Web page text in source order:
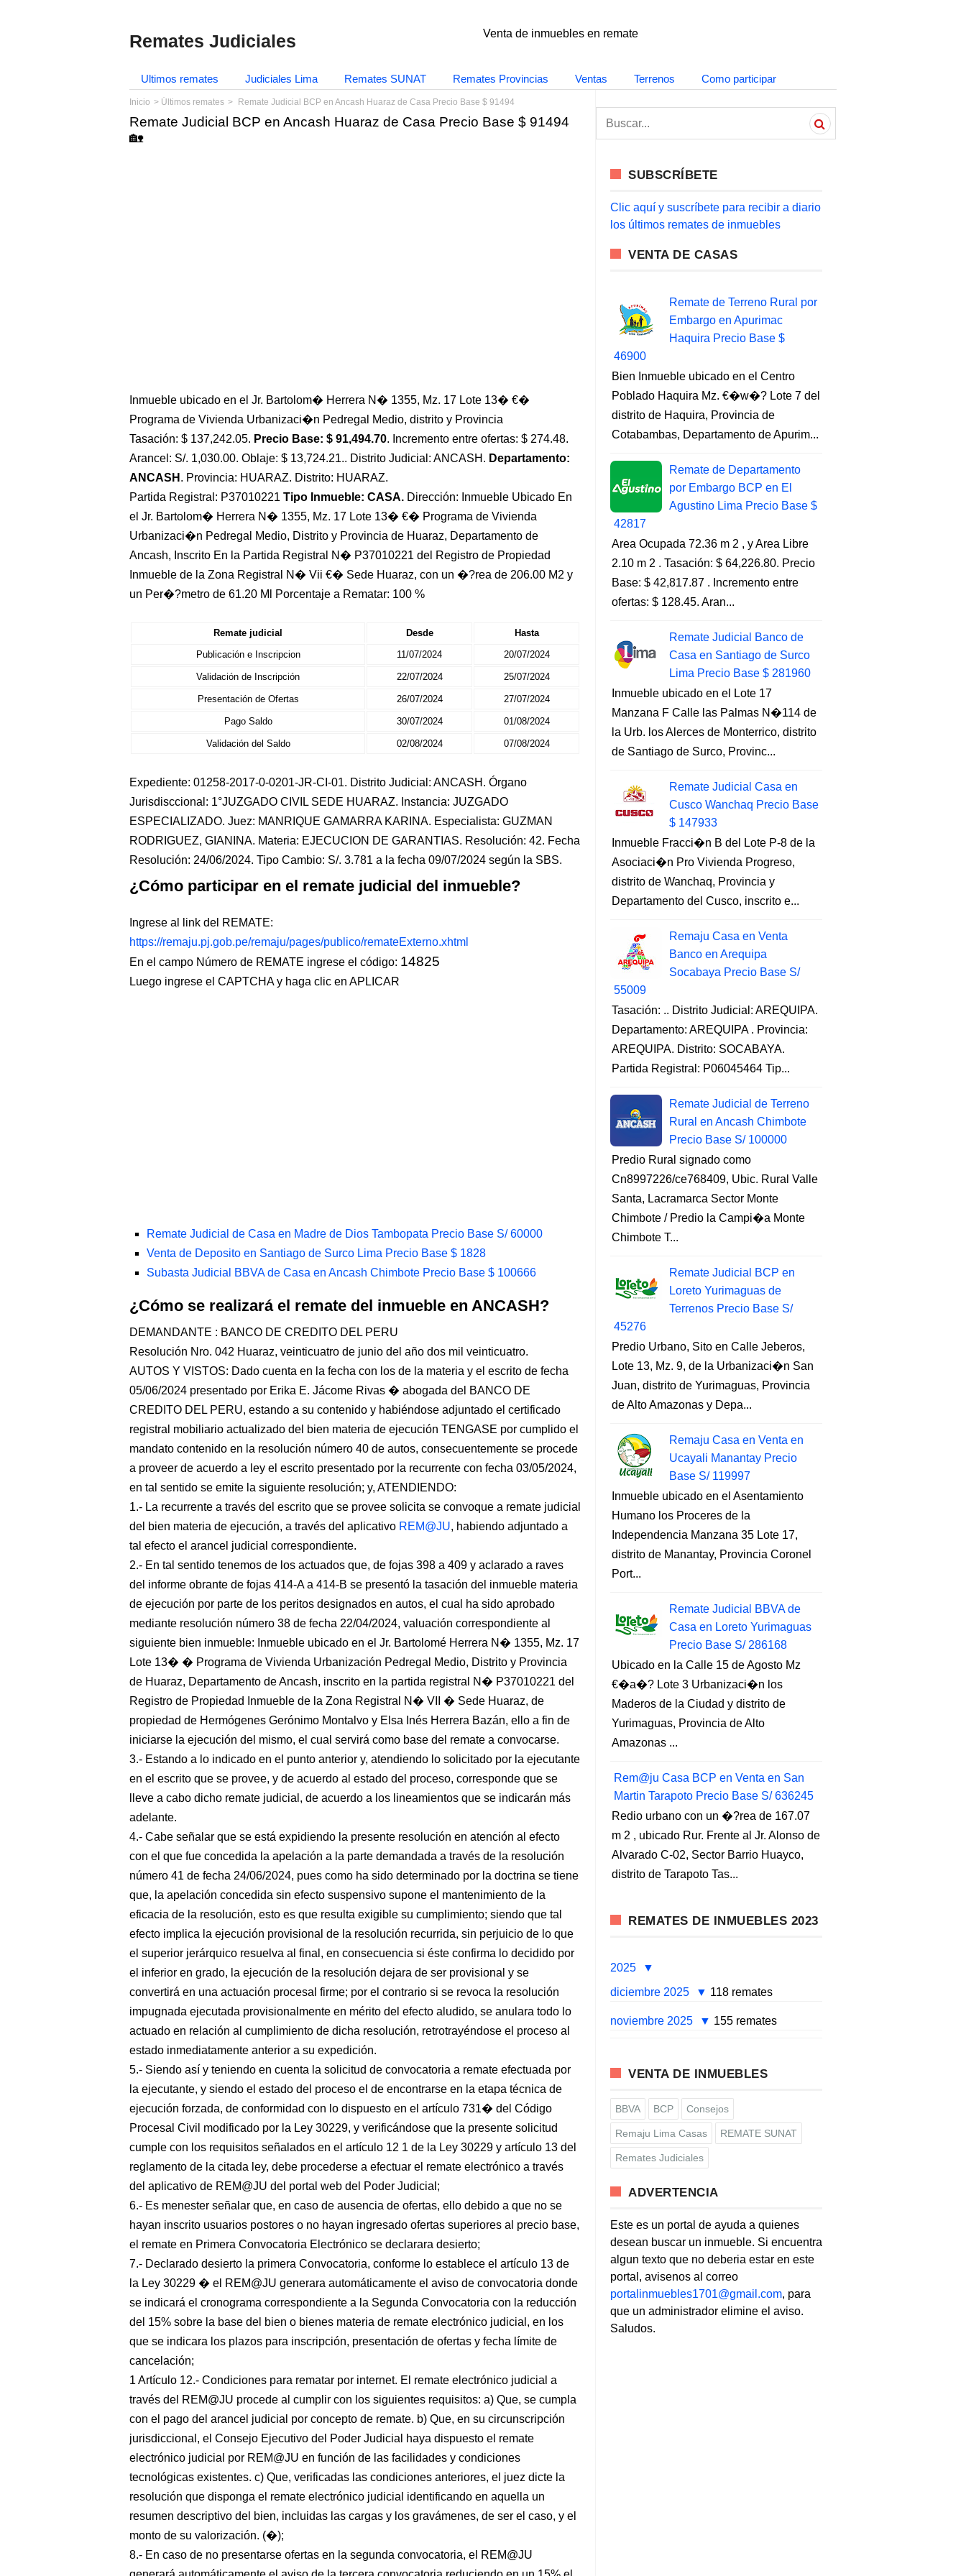
Remates Judiciales Venta de inmuebles en remate
Ultimos remates Judiciales Lima Remates SUNAT Remates Provincias Ventas Terrenos Como participar
Inicio Últimos remates Remate Judicial BCP en Ancash Huaraz de Casa Precio Base $ 91494
Remate Judicial BCP en Ancash Huaraz de Casa Precio Base $ 91494
🏡
Inmueble ubicado en el Jr. Bartolom� Herrera N� 1355, Mz. 17 Lote 13� €�
Programa de Vivienda Urbanizaci�n Pedregal Medio, distrito y Provincia
Tasación: $ 137,242.05. Precio Base: $ 91,494.70. Incremento entre ofertas: $ 274.48.
Arancel: S/. 1,030.00. Oblaje: $ 13,724.21.. Distrito Judicial: ANCASH. Departamento:
ANCASH . Provincia: HUARAZ. Distrito: HUARAZ.
Partida Registral: P37010221 Tipo Inmueble: CASA. Dirección: Inmueble Ubicado En
el Jr. Bartolom� Herrera N� 1355, Mz. 17 Lote 13� €� Programa de Vivienda
Urbanizaci�n Pedregal Medio, Distrito y Provincia de Huaraz, Departamento de
Ancash, Inscrito En la Partida Registral N� P37010221 del Registro de Propiedad
Inmueble de la Zona Registral N� Vii €� Sede Huaraz, con un �?rea de 206.00 M2 y
un Per�?metro de 61.20 Ml Porcentaje a Rematar: 100 %
Remate judicial Desde
Hasta
Publicación e Inscripcion
11/07/2024 20/07/2024
Validación de Inscripción 22/07/2024 25/07/2024
Presentación de Ofertas 26/07/2024 27/07/2024
Pago Saldo 30/07/2024 01/08/2024
Validación del Saldo 02/08/2024 07/08/2024
Expediente: 01258-2017-0-0201-JR-CI-01. Distrito Judicial: ANCASH. Órgano
Jurisdisccional: 1°JUZGADO CIVIL SEDE HUARAZ. Instancia: JUZGADO
ESPECIALIZADO. Juez: MANRIQUE GAMARRA KARINA. Especialista: GUZMAN
RODRIGUEZ, GIANINA. Materia: EJECUCION DE GARANTIAS. Resolución: 42. Fecha
Resolución: 24/06/2024. Tipo Cambio: S/. 3.781 a la fecha 09/07/2024 según la SBS.
¿Cómo participar en el remate judicial del inmueble?
Ingrese al link del REMATE:
https://remaju.pj.gob.pe/remaju/pages/publico/remateExterno.xhtml
En el campo Número de REMATE ingrese el código: 14825
Luego ingrese el CAPTCHA y haga clic en APLICAR
Remate Judicial de Casa en Madre de Dios Tambopata Precio Base S/ 60000
Venta de Deposito en Santiago de Surco Lima Precio Base $ 1828
Subasta Judicial BBVA de Casa en Ancash Chimbote Precio Base $ 100666
¿Cómo se realizará el remate del inmueble en ANCASH?
DEMANDANTE : BANCO DE CREDITO DEL PERU
Resolución Nro. 042 Huaraz, veinticuatro de junio del año dos mil veinticuatro.
AUTOS Y VISTOS: Dado cuenta en la fecha con los de la materia y el escrito de fecha
05/06/2024 presentado por Erika E. Jácome Rivas � abogada del BANCO DE
CREDITO DEL PERU, estando a su contenido y habiéndose adjuntado el certificado
registral mobiliario actualizado del bien materia de ejecución TENGASE por cumplido el
mandato contenido en la resolución número 40 de autos, consecuentemente se procede
a proveer de acuerdo a ley el escrito presentado por la recurrente con fecha 03/05/2024,
en tal sentido se emite la siguiente resolución; y, ATENDIENDO:
1.- La recurrente a través del escrito que se provee solicita se convoque a remate judicial
del bien materia de ejecución, a través del aplicativo REM@JU, habiendo adjuntado a
tal efecto el arancel judicial correspondiente.
2.- En tal sentido tenemos de los actuados que, de fojas 398 a 409 y aclarado a raves
del informe obrante de fojas 414-A a 414-B se presentó la tasación del inmueble materia
de ejecución por parte de los peritos designados en autos, el cual ha sido aprobado
mediante resolución número 38 de fecha 22/04/2024, valuación correspondiente al
siguiente bien inmueble: Inmueble ubicado en el Jr. Bartolomé Herrera N� 1355, Mz. 17
Lote 13� � Programa de Vivienda Urbanización Pedregal Medio, Distrito y Provincia
de Huaraz, Departamento de Ancash, inscrito en la partida registral N� P37010221 del
Registro de Propiedad Inmueble de la Zona Registral N� VII � Sede Huaraz, de
propiedad de Hermógenes Gerónimo Montalvo y Elsa Inés Herrera Bazán, ello a fin de
iniciarse la ejecución del mismo, el cual servirá como base del remate a convocarse.
3.- Estando a lo indicado en el punto anterior y, atendiendo lo solicitado por la ejecutante
en el escrito que se provee, y de acuerdo al estado del proceso, corresponde que se
lleve a cabo dicho remate judicial, de acuerdo a los lineamientos que se indicarán más
adelante.
4.- Cabe señalar que se está expidiendo la presente resolución en atención al efecto
con el que fue concedida la apelación a la parte demandada a través de la resolución
número 41 de fecha 24/06/2024, pues como ha sido determinado por la doctrina se tiene
que, la apelación concedida sin efecto suspensivo supone el mantenimiento de la
eficacia de la resolución, esto es que resulta exigible su cumplimiento; siendo que tal
efecto implica la ejecución provisional de la resolución recurrida, sin perjuicio de lo que
el superior jerárquico resuelva al final, en consecuencia si éste confirma lo decidido por
el inferior en grado, la ejecución de la resolución dejara de ser provisional y se
convertirá en una actuación procesal firme; por el contrario si se revoca la resolución
impugnada ejecutada provisionalmente en mérito del efecto aludido, se anulara todo lo
actuado en relación al cumplimiento de dicha resolución, retrotrayéndose el proceso al
estado inmediatamente anterior a su expedición.
5.- Siendo así y teniendo en cuenta la solicitud de convocatoria a remate efectuada por
la ejecutante, y siendo el estado del proceso el de encontrarse en la etapa técnica de
ejecución forzada, de conformidad con lo dispuesto en el artículo 731� del Código
Procesal Civil modificado por la Ley 30229, y verificándose que la presente solicitud
cumple con los requisitos señalados en el artículo 12 1 de la Ley 30229 y artículo 13 del
reglamento de la citada ley, debe procederse a efectuar el remate electrónico a través
del aplicativo de REM@JU del portal web del Poder Judicial;
6.- Es menester señalar que, en caso de ausencia de ofertas, ello debido a que no se
hayan inscrito usuarios postores o no hayan ingresado ofertas superiores al precio base,
el remate en Primera Convocatoria Electrónico se declarara desierto;
7.- Declarado desierto la primera Convocatoria, conforme lo establece el artículo 13 de
la Ley 30229 � el REM@JU generara automáticamente el aviso de convocatoria donde
se indicará el cronograma correspondiente a la Segunda Convocatoria con la reducción
del 15% sobre la base del bien o bienes materia de remate electrónico judicial, en los
que se indicara los plazos para inscripción, presentación de ofertas y fecha límite de
cancelación;
1 Artículo 12.- Condiciones para rematar por internet. El remate electrónico judicial a
través del REM@JU procede al cumplir con los siguientes requisitos: a) Que, se cumpla
con el pago del arancel judicial por concepto de remate. b) Que, en su circunscripción
jurisdiccional, el Consejo Ejecutivo del Poder Judicial haya dispuesto el remate
electrónico judicial por REM@JU en función de las facilidades y condiciones
tecnológicas existentes. c) Que, verificadas las condiciones anteriores, el juez dicte la
resolución que disponga el remate electrónico judicial identificando en aquella un
resumen descriptivo del bien, incluidas las cargas y los gravámenes, de ser el caso, y el
monto de su valorización. (�);
8.- En caso de no presentarse ofertas en la segunda convocatoria, el REM@JU
a
SUBSCRÍBETE
Clic aquí y suscríbete para recibir a diario
los últimos remates de inmuebles
VENTA DE CASAS
Remate de Terreno Rural por
Embargo en Apurimac
Haquira Precio Base $
46900
Bien Inmueble ubicado en el Centro
Poblado Haquira Mz. €�w�? Lote 7 del
distrito de Haquira, Provincia de
Cotabambas, Departamento de Apurim...
Remate de Departamento
por Embargo BCP en El
Agustino Lima Precio Base $
42817
Area Ocupada 72.36 m 2 , y Area Libre
2.10 m 2 . Tasación: $ 64,226.80. Precio
Base: $ 42,817.87 . Incremento entre
ofertas: $ 128.45. Aran...
Remate Judicial Banco de
Casa en Santiago de Surco
Lima Precio Base $ 281960
Inmueble ubicado en el Lote 17
Manzana F Calle las Palmas N�114 de
la Urb. los Alerces de Monterrico, distrito
de Santiago de Surco, Provinc...
Remate Judicial Casa en
Cusco Wanchaq Precio Base
$ 147933
Inmueble Fracci�n B del Lote P-8 de la
Asociaci�n Pro Vivienda Progreso,
distrito de Wanchaq, Provincia y
Departamento del Cusco, inscrito e...
Remaju Casa en Venta
Banco en Arequipa
Socabaya Precio Base S/
55009
Tasación: .. Distrito Judicial: AREQUIPA.
Departamento: AREQUIPA . Provincia:
AREQUIPA. Distrito: SOCABAYA.
Partida Registral: P06045464 Tip...
Remate Judicial de Terreno
Rural en Ancash Chimbote
Precio Base S/ 100000
Predio Rural signado como
Cn8997226/ce768409, Ubic. Rural Valle
Santa, Lacramarca Sector Monte
Chimbote / Predio la Campi�a Monte
Chimbote T...
Remate Judicial BCP en
Loreto Yurimaguas de
Terrenos Precio Base S/
45276
Predio Urbano, Sito en Calle Jeberos,
Lote 13, Mz. 9, de la Urbanizaci�n San
Juan, distrito de Yurimaguas, Provincia
de Alto Amazonas y Depa...
Remaju Casa en Venta en
Ucayali Manantay Precio
Base S/ 119997
Inmueble ubicado en el Asentamiento
Humano los Proceres de la
Independencia Manzana 35 Lote 17,
distrito de Manantay, Provincia Coronel
Port...
Remate Judicial BBVA de
Casa en Loreto Yurimaguas
Precio Base S/ 286168
Ubicado en la Calle 15 de Agosto Mz
€�a�? Lote 3 Urbanizaci�n los
Maderos de la Ciudad y distrito de
Yurimaguas, Provincia de Alto
Amazonas ...
Rem@ju Casa BCP en Venta en San
Martin Tarapoto Precio Base S/ 636245
Redio urbano con un �?rea de 167.07
m 2 , ubicado Rur. Frente al Jr. Alonso de
Alvarado C-02, Sector Barrio Huayco,
distrito de Tarapoto Tas...
REMATES DE INMUEBLES 2023
2025
diciembre 2025
118 remates
noviembre 2025 155 remates
VENTA DE INMUEBLES
BBVA BCP Consejos
Remaju Lima Casas REMATE SUNAT
Remates Judiciales
ADVERTENCIA
Este es un portal de ayuda a quienes
desean buscar un inmueble. Si encuentra
algun texto que no deberia estar en este
portal, avisenos al correo
portalinmuebles1701@gmail.com, para
que un administrador elimine el aviso.
Saludos.